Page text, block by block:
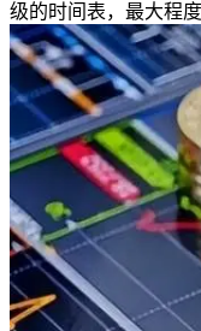
级的时间表，最大程